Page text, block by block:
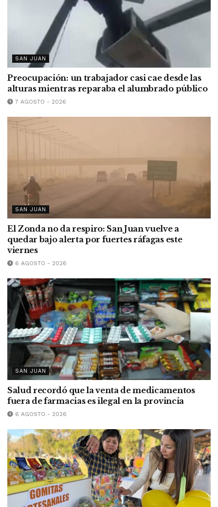
SAN JUAN
Preocupación: un trabajador casi cae desde las
alturas mientras reparaba el alumbrado público
7 AGOSTO - 2026
SAN JUAN
El Zonda no da respiro: San Juan vuelve a
quedar bajo alerta por fuertes ráfagas este
viernes
6 AGOSTO - 2026
SAN JUAN
Salud recordó que la venta de medicamentos
fuera de farmacias es ilegal en la provincia
6 AGOSTO - 2026